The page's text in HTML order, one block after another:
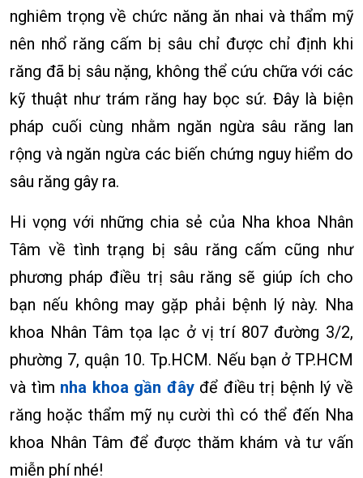
nghiêm trọng về chức năng ăn nhai và thẩm mỹ
nên nhổ răng cấm bị sâu chỉ được chỉ định khi
răng đã bị sâu nặng, không thể cứu chữa với các
kỹ thuật như trám răng hay bọc sứ. Đây là biện
pháp cuối cùng nhằm ngăn ngừa sâu răng lan
rộng và ngăn ngừa các biến chứng nguy hiểm do
sâu răng gây ra.
Hi vọng với những chia sẻ của Nha khoa Nhân
Tâm về tình trạng bị sâu răng cấm cũng như
phương pháp điều trị sâu răng sẽ giúp ích cho
bạn nếu không may gặp phải bệnh lý này. Nha
khoa Nhân Tâm tọa lạc ở vị trí 807 đường 3/2,
phường 7, quận 10. Tp.HCM. Nếu bạn ở TP.HCM
và tìm nha khoa gần đâyđể điều trị bệnh lý về
răng hoặc thẩm mỹ nụ cười thì có thể đến Nha
khoa Nhân Tâm để được thăm khám và tư vấn
miễn phí nhé!